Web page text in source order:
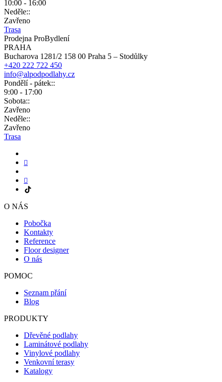
10:00 - 16:00
Neděle::
Zavřeno
Trasa
Prodejna ProBydlení
PRAHA
Bucharova 1281/2 158 00 Praha 5 – Stodůlky
+420 222 722 450
info@alpodpodlahy.cz
Pondělí - pátek::
9:00 - 17:00
Sobota::
Zavřeno
Neděle::
Zavřeno
Trasa
O NÁS
Pobočka
Kontakty
Reference
Floor designer
O nás
POMOC
Seznam přání
Blog
PRODUKTY
Dřevěné podlahy
Laminátové podlahy
Vinylové podlahy
Venkovní terasy
Katalogy